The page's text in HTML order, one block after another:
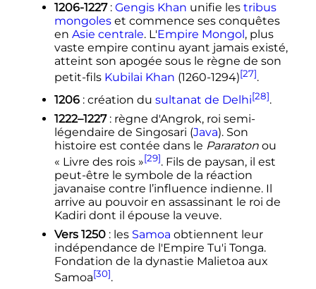
1206-1227 : Gengis Khan unifie les tribus
mongoleset commence ses conquêtes
en Asie centrale. L'Empire Mongol , plus
vaste empire continu ayant jamais existé,
atteint son apogée sous le règne de son
petit-fils Kubilai Khan (1260-1294)[27].
1206 : création du sultanat de Delhi[28].
1222–1227 : règne d'Angrok, roi semi-
légendaire de Singosari (Java). Son
histoire est contée dans le Pararatonou
« Livre des rois »[29]. Fils de paysan, il est
peut-être le symbole de la réaction
javanaise contre l’influence indienne. Il
arrive au pouvoir en assassinant le roi de
Kadiri dont il épouse la veuve.
Vers 1250 : les Samoa obtiennent leur
indépendance de l'Empire Tu'i Tonga.
Fondation de la dynastie Malietoa aux
Samoa[30].